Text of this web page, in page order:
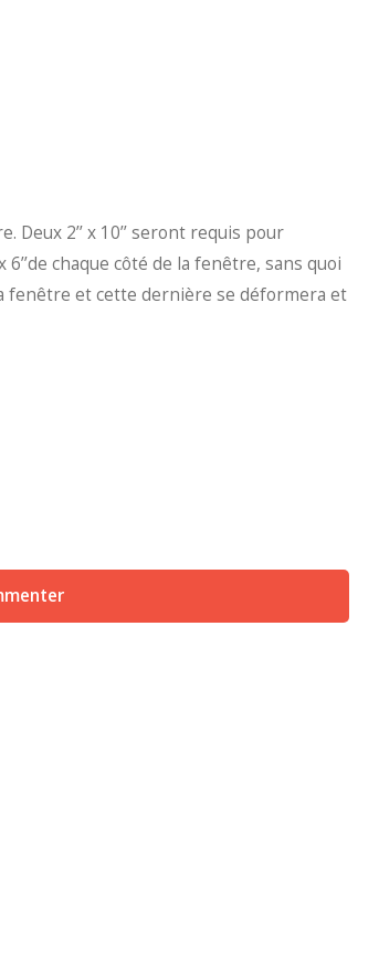
2’’ x 10’’ seront requis pour
6’’de chaque côté de la fenêtre, sans quoi
fenêtre et cette dernière se déformera et